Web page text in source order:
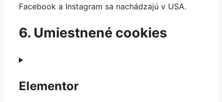
Facebook a Instagram sa nachádzajú v USA.
6. Umiestnené cookies
Elementor